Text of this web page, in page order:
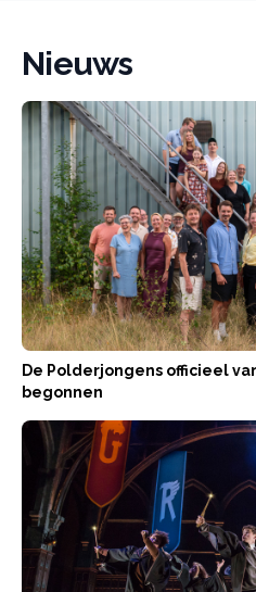
Nieuws
De Polderjongens officieel
begonnen